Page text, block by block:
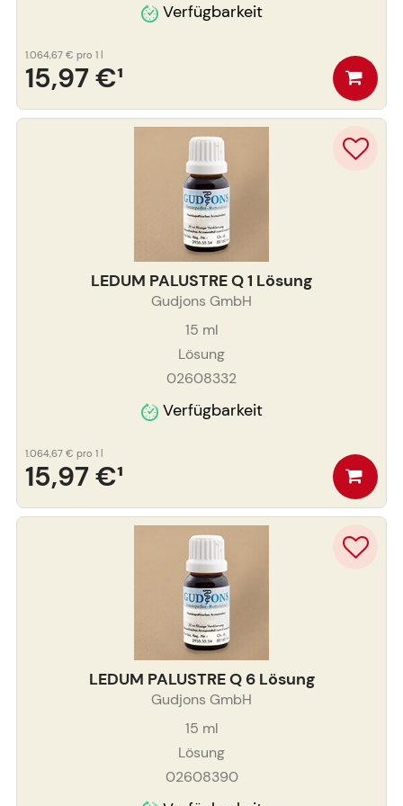
Verfügbarkeit
15,97 €¹
1.064,67 € pro 1 l
LEDUM PALUSTRE Q 1 Lösung
Gudjons GmbH
15 ml
Lösung
02608332
Verfügbarkeit
15,97 €¹
1.064,67 € pro 1 l
LEDUM PALUSTRE Q 6 Lösung
Gudjons GmbH
15 ml
Lösung
02608390